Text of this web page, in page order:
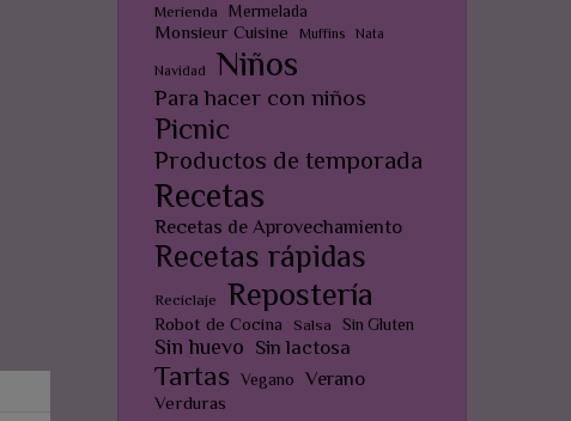
Merienda Mermelada
Monsieur Cuisine Muffins Nata
Navidad Niños
Para hacer con niños
Picnic
Productos de temporada
Recetas
Recetas de Aprovechamiento
Recetas rápidas
Reciclaje Repostería
Robot de Cocina Salsa Sin Gluten
Sin huevo Sin lactosa
Tartas Vegano Verano
Verduras